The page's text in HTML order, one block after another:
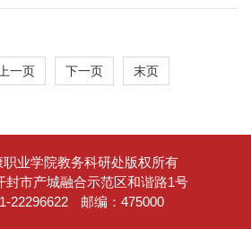
上一页 下一页 末页
业学院教务科研处版权所有
封市产城融合示范区和谐路1号
22296622
邮编：475000